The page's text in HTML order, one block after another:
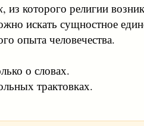
, из которого религии
искать сущностное
опыта человечества.
о словах.
трактовках.